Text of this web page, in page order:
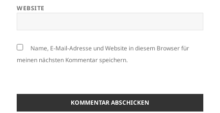
WEBSITE
Name, E-Mail-Adresse und Website in diesem Browser für
meinen nächsten Kommentar speichern.